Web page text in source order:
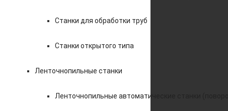
Станки для обработки труб
Станки открытого типа
Ленточнопильные станки
Ленточнопильные автоматические станки